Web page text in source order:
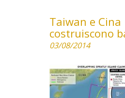
Taiwan e Cina
costruiscono
03/08/2014